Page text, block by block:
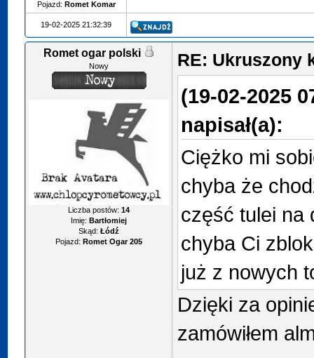
Pojazd: Romet Komar
19-02-2025 21:32:39
Romet ogar polski
Nowy
Liczba postów:14
Imię: Bartłomiej
Skąd: Łódź
Pojazd: Romet Ogar 205
RE: Ukruszony
(19-02-2025
napisał(a):
Ciężko mi
chyba że
część tulei na
chyba Ci
już z nowych
Dzięki za
zamówiłem